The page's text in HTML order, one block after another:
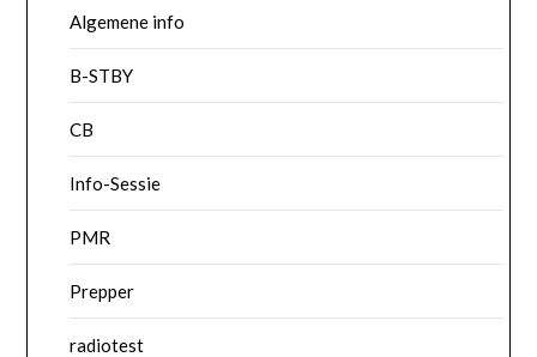
Algemene info
B-STBY
CB
Info-Sessie
PMR
Prepper
radiotest